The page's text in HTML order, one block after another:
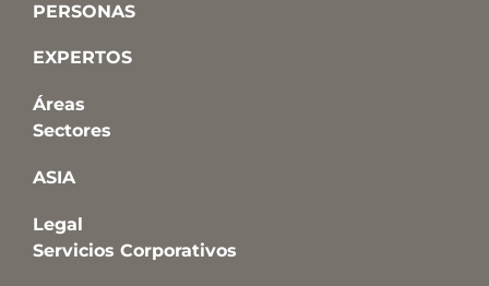
PERSONAS
EXPERTOS
Áreas
Sectores
ASIA
Legal
Servicios Corporativos